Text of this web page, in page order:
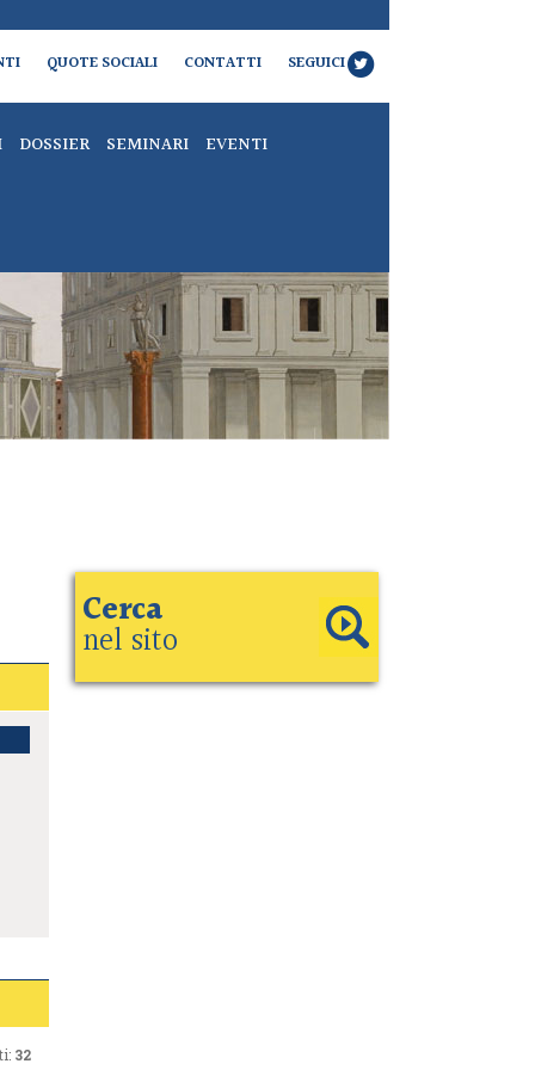
QUOTE SOCIALI CONTATTI SEGUICI
DOSSIER SEMINARI EVENTI
32
Cerca
nel sito